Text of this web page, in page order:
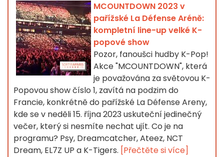
MCOUNTDOWN 2023 v
pařížské La Défense Aréně:
kompletní line-up velké K-
popové show
Pozor, fanoušci hudby K-Pop!
Akce "MCOUNTDOWN", která
je považována za světovou K-
Popovou show číslo 1, zavítá na podzim do
Francie, konkrétně do pařížské La Défense Areny,
kde se v neděli 15. října 2023 uskuteční jedinečný
večer, který si nesmíte nechat ujít. Co je na
programu? Psy, Dreamcatcher, Ateez, NCT
Dream, EL7Z UP a K-Tigers. [Přečtěte si více]